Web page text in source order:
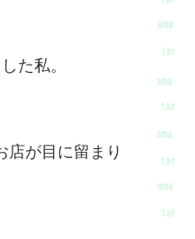
た私。
店が目に留まり